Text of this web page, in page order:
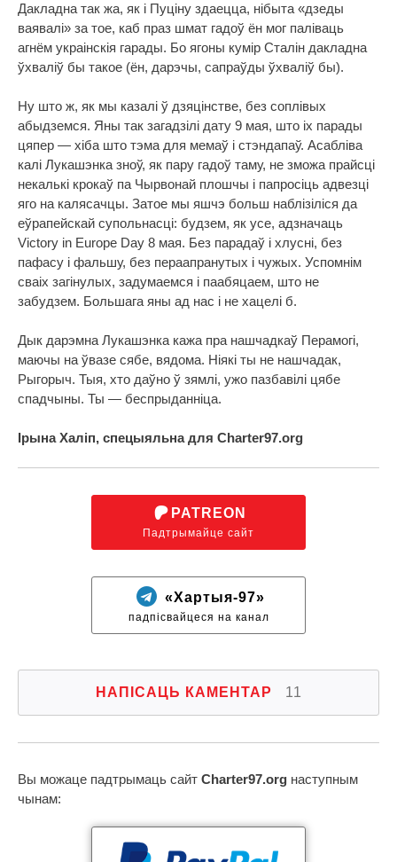
Дакладна так жа, як і Пуціну здаецца, нібыта «дзеды
ваявалі» за тое, каб праз шмат гадоў ён мог паліваць
агнём украінскія гарады. Бо ягоны кумір Сталін дакладна
ўхваліў бы такое (ён, дарэчы, сапраўды ўхваліў бы).
Ну што ж, як мы казалі ў дзяцінстве, без соплівых
абыдземся. Яны так загадзілі дату 9 мая, што іх парады
цяпер — хіба што тэма для мемаў і стэндапаў. Асабліва
калі Лукашэнка зноў, як пару гадоў таму, не зможа прайсці
некалькі крокаў па Чырвонай плошчы і папросіць адвезці
яго на калясачцы. Затое мы яшчэ больш наблізіліся да
еўрапейскай супольнасці: будзем, як усе, адзначаць
Victory in Europe Day 8 мая. Без парадаў і хлусні, без
пафасу і фальшу, без пераапранутых і чужых. Успомнім
сваіх загінулых, задумаемся і паабяцаем, што не
забудзем. Большага яны ад нас і не хацелі б.
Дык дарэмна Лукашэнка кажа пра нашчадкаў Перамогі,
маючы на ўвазе сябе, вядома. Ніякі ты не нашчадак,
Рыгорыч. Тыя, хто даўно ў зямлі, ужо пазбавілі цябе
спадчыны. Ты — беспрыданніца.
Ірына Халіп, спецыяльна для Charter97.org
PATREON
Падтрымайце сайт
«Хартыя-97»
падпісвайцеся на канал
НАПІСАЦЬ КАМЕНТАР 11
Вы можаце падтрымаць сайт Charter97.org наступным
чынам: